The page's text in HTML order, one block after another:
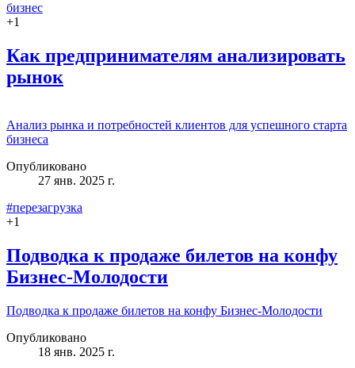
бизнес
+1
Как предпринимателям анализировать
рынок
Анализ рынка и потребностей клиентов для успешного старта
бизнеса
Опубликовано
27 янв. 2025 г.
#перезагрузка
+1
Подводка к продаже билетов на конфу
Бизнес-Молодости
Подводка к продаже билетов на конфу Бизнес-Молодости
Опубликовано
18 янв. 2025 г.